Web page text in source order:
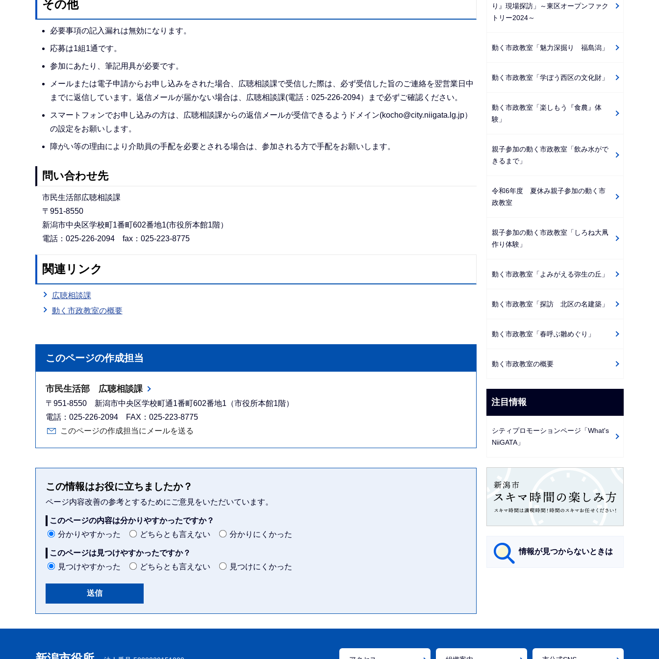
その他
必要事項の記入漏れは無効になります。
応募は1組1通です。
参加にあたり、筆記用具が必要です。
メールまたは電子申請からお申し込みをされた場合、広聴相談課で受信した際は、必ず受信した旨のご連絡を翌営業日中
までに返信しています。返信メールが届かない場合は、広聴相談課(電話：025-226-2094）まで必ずご確認ください。
スマートフォンでお申し込みの方は、広聴相談課からの返信メールが受信できるようドメイン(kocho@city.niigata.lg.jp）
の設定をお願いします。
障がい等の理由により介助員の手配を必要とされる場合は、参加される方で手配をお願いします。
問い合わせ先
市民生活部広聴相談課
〒951-8550
新潟市中央区学校町1番町602番地1(市役所本館1階）
電話：025-226-2094 fax：025-223-8775
関連リンク
広聴相談課
動く市政教室の概要
このページの作成担当
市民生活部 広聴相談課
〒951-8550 新潟市中央区学校町通1番町602番地1（市役所本館1階）
電話：025-226-2094 FAX：025-223-8775
このページの作成担当にメールを送る
この情報はお役に立ちましたか？
ページ内容改善の参考とするためにご意見をいただいています。
このページの内容は分かりやすかったですか？
分かりやすかった
どちらとも言えない 分かりにくかった
このページは見つけやすかったですか？
見つけやすかった
どちらとも言えない 見つけにくかった
り』現場探訪」～東区オープンファク
トリー2024～
動く市政教室「魅力深掘り 福島潟」
動く市政教室「学ぼう西区の文化財」
動く市政教室「楽しもう『食農』体
験」
親子参加の動く市政教室「飲み水がで
きるまで」
令和6年度 夏休み親子参加の動く市
政教室
親子参加の動く市政教室「しろね大凧
作り体験」
動く市政教室「よみがえる弥生の丘」
動く市政教室「探訪 北区の名建築」
動く市政教室「春呼ぶ雛めぐり」
動く市政教室の概要
注目情報
シティプロモーションページ「What's
NiiGATA」
情報が見つからないときは